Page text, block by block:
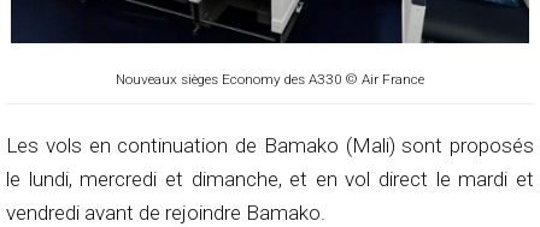
Nouveaux sièges Economy des A330 © Air France
Les vols en continuation de Bamako (Mali) sont proposés
le lundi, mercredi et dimanche, et en vol direct le mardi et
vendredi avant de rejoindre Bamako.